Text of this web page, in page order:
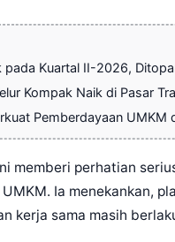
pada Kuartal II-2026,
Kompak Naik di Pasar
Pemberdayaan UMKM
memberi perhatian
Ia menekankan,
kerja sama masih